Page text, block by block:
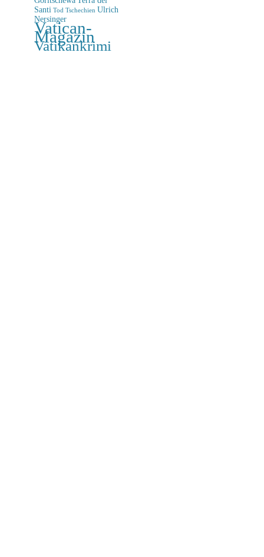
Santi Tod Tschechien Ulrich
Nersinger
Vatican-
Magazin
Vatikankrimi